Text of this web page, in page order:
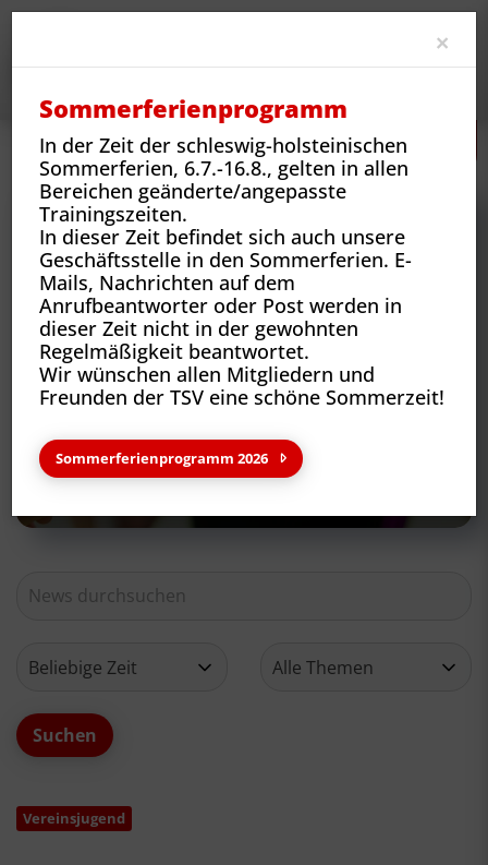
Neues Vereins-News Halloween Magic Night
Neues aus deinem Verein
Vereinsjugend
×
Sommerferienprogramm
In der Zeit der schleswig-holsteinischen
Sommerferien, 6.7.-16.8., gelten in allen
Bereichen geänderte/angepasste
Trainingszeiten.
In dieser Zeit befindet sich auch unsere
Geschäftsstelle in den Sommerferien. E-
Mails, Nachrichten auf dem
Anrufbeantworter oder Post werden in
dieser Zeit nicht in der gewohnten
Regelmäßigkeit beantwortet.
Wir wünschen allen Mitgliedern und
Freunden der TSV eine schöne Sommerzeit!
Sommerferienprogramm 2026